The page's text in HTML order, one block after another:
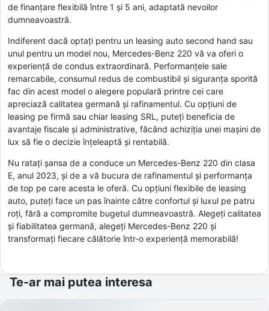
de finanțare flexibilă între 1 și 5 ani, adaptată nevoilor
dumneavoastră.
Indiferent dacă optați pentru un leasing auto second hand sau
unul pentru un model nou, Mercedes-Benz 220 vă va oferi o
experiență de condus extraordinară. Performanțele sale
remarcabile, consumul redus de combustibil și siguranța sporită
fac din acest model o alegere populară printre cei care
apreciază calitatea germană și rafinamentul. Cu opțiuni de
leasing pe firmă sau chiar leasing SRL, puteți beneficia de
avantaje fiscale și administrative, făcând achiziția unei mașini de
lux să fie o decizie înțeleaptă și rentabilă.
Nu ratați șansa de a conduce un Mercedes-Benz 220 din clasa
E, anul 2023, și de a vă bucura de rafinamentul și performanța
de top pe care acesta le oferă. Cu opțiuni flexibile de leasing
auto, puteți face un pas înainte către confortul și luxul pe patru
roți, fără a compromite bugetul dumneavoastră. Alegeți calitatea
și fiabilitatea germană, alegeți Mercedes-Benz 220 și
transformați fiecare călătorie într-o experiență memorabilă!
Te-ar mai putea interesa